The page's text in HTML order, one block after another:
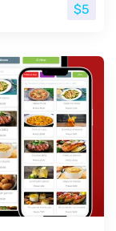
$5